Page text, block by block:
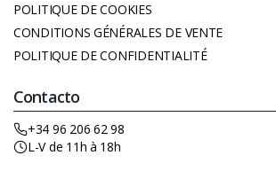
POLITIQUE DE COOKIES
CONDITIONS GÉNÉRALES DE VENTE
POLITIQUE DE CONFIDENTIALITÉ
Contacto
+34 96 206 62 98
L-V de 11h à 18h